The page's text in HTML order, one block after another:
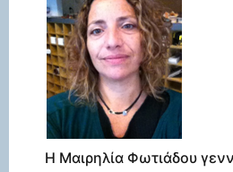
Η Μαιρηλία Φωτιάδου